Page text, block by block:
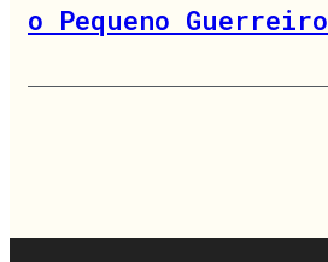
o Pequeno Guerreiro